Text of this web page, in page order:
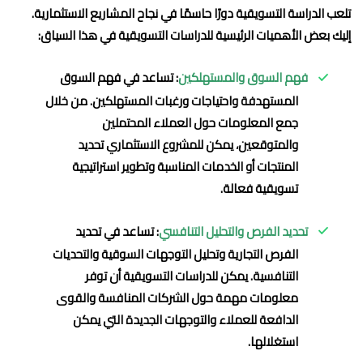
تلعب الدراسة التسويقية دورًا حاسمًا في نجاح المشاريع الاستثمارية.
إليك بعض الأهميات الرئيسية للدراسات التسويقية في هذا السياق:
فهم السوق والمستهلكين: تساعد في فهم السوق
المستهدفة واحتياجات ورغبات المستهلكين. من خلال
جمع المعلومات حول العملاء المحتملين
والمتوقعين، يمكن للمشروع الاستثماري تحديد
المنتجات أو الخدمات المناسبة وتطوير استراتيجية
تسويقية فعالة.
تحديد الفرص والتحليل التنافسي: تساعد في تحديد
الفرص التجارية وتحليل التوجهات السوقية والتحديات
التنافسية. يمكن للدراسات التسويقية أن توفر
معلومات مهمة حول الشركات المنافسة والقوى
الدافعة للعملاء والتوجهات الجديدة التي يمكن
استغلالها.